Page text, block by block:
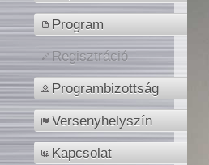
Program
Regisztráció
Programbizottság
Versenyhelyszín
Kapcsolat